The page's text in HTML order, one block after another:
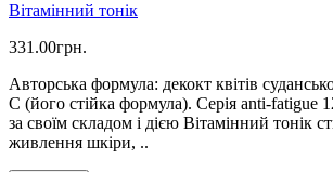
Вітамінний тонік
331.00грн.
Авторська формула: декокт квітів
С (його стійка формула). Серія anti-
за своїм складом і дією Вітамінний тонік
живлення шкіри, ..